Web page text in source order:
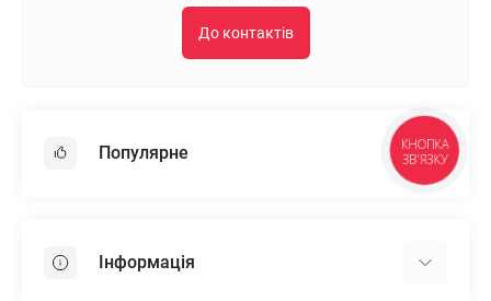
До контактів
Популярне
Пінопласт
Інформація
КНОПКА
ЗВ'ЯЗКУ